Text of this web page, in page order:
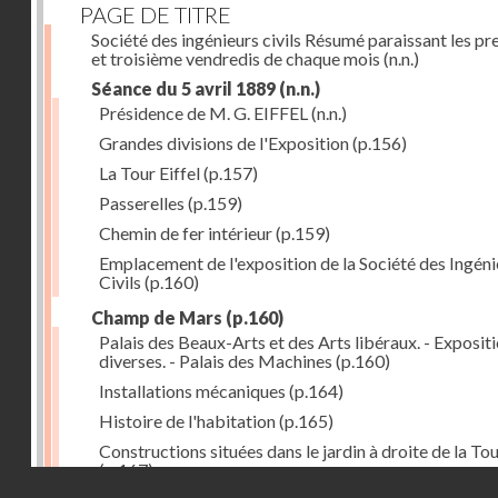
PAGE DE TITRE
Société des ingénieurs civils Résumé paraissant les
et troisième vendredis de chaque mois (n.n.)
Séance du 5 avril 1889 (n.n.)
Présidence de M. G. EIFFEL (n.n.)
Grandes divisions de l'Exposition(p.156)
La Tour Eiffel(p.157)
Passerelles (p.159)
Chemin de fer intérieur(p.159)
Emplacement de l'exposition de la Société des
Civils (p.160)
Champ de Mars (p.160)
Palais des Beaux-Arts et des Arts libéraux. -
diverses. - Palais des Machines (p.160)
Installations mécaniques (p.164)
Histoire de l'habitation(p.165)
Constructions situées dans le jardin à droite de la
(p.167)